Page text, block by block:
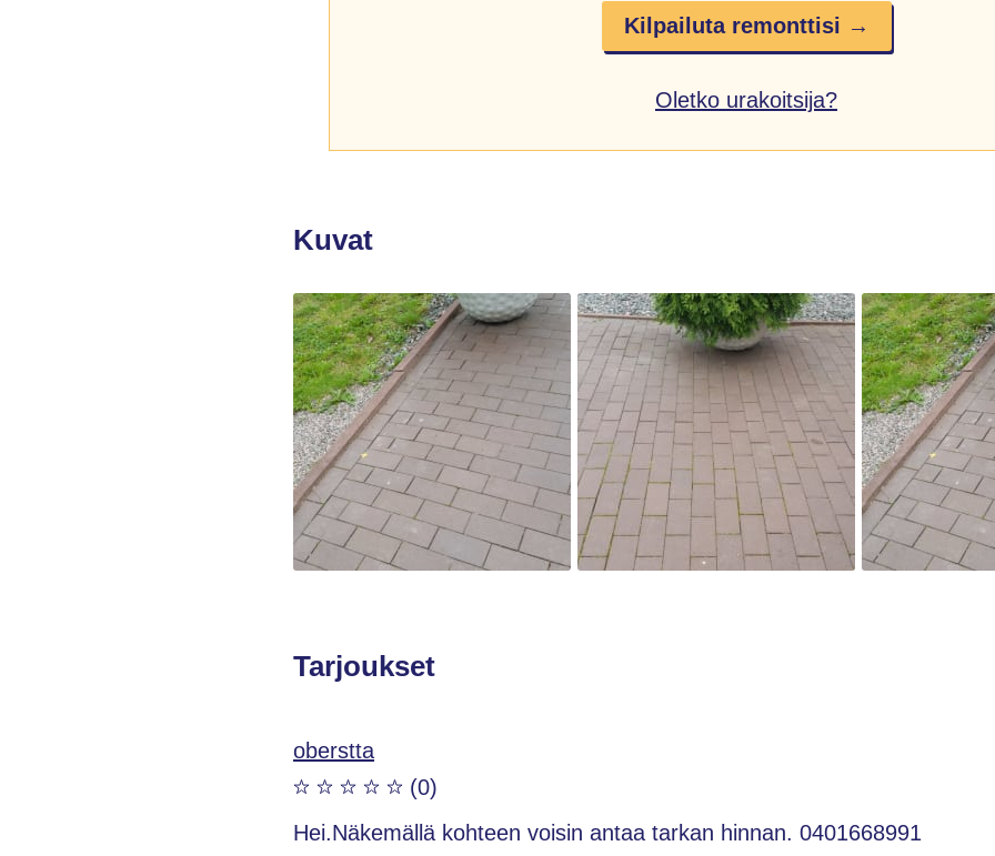
Kilpailuta remonttisi →
Oletko urakoitsija?
Kuvat
Tarjoukset
oberstta
(0)
Hei.Näkemällä kohteen voisin antaa tarkan hinnan. 0401668991